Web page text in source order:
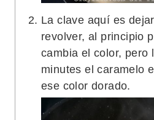
La clave aquí es
revolver, al principio
cambia el color, pero
minutes el caramelo
ese color dorado.